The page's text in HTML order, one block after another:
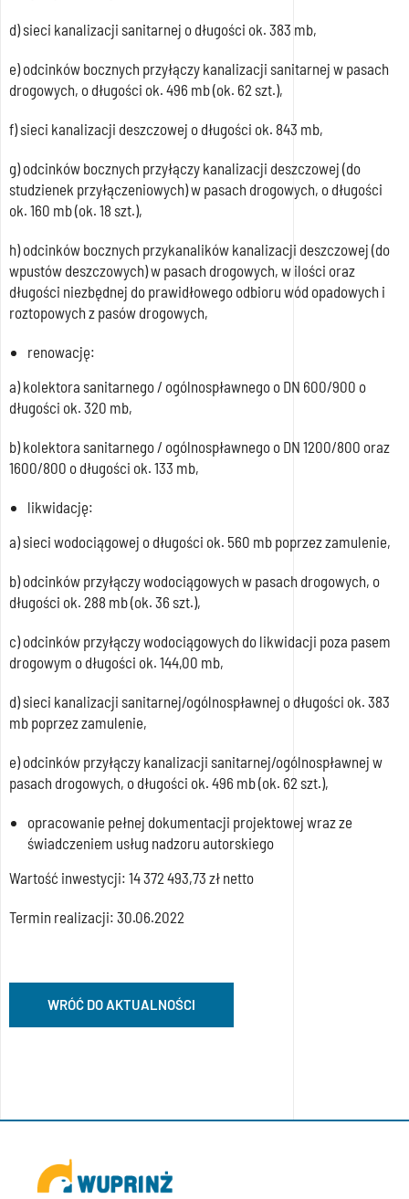
d) sieci kanalizacji sanitarnej o długości ok. 383 mb,
e) odcinków bocznych przyłączy kanalizacji sanitarnej w pasach
drogowych, o długości ok. 496 mb (ok. 62 szt.),
f) sieci kanalizacji deszczowej o długości ok. 843 mb,
g) odcinków bocznych przyłączy kanalizacji deszczowej (do
studzienek przyłączeniowych) w pasach drogowych, o długości
ok. 160 mb (ok. 18 szt.),
h) odcinków bocznych przykanalików kanalizacji deszczowej (do
wpustów deszczowych) w pasach drogowych, w ilości oraz
długości niezbędnej do prawidłowego odbioru wód opadowych i
roztopowych z pasów drogowych,
renowację:
a) kolektora sanitarnego / ogólnospławnego o DN 600/900 o
długości ok. 320 mb,
b) kolektora sanitarnego / ogólnospławnego o DN 1200/800 oraz
1600/800 o długości ok. 133 mb,
likwidację:
a) sieci wodociągowej o długości ok. 560 mb poprzez zamulenie,
b) odcinków przyłączy wodociągowych w pasach drogowych, o
długości ok. 288 mb (ok. 36 szt.),
c) odcinków przyłączy wodociągowych do likwidacji poza pasem
drogowym o długości ok. 144,00 mb,
d) sieci kanalizacji sanitarnej/ogólnospławnej o długości ok. 383
mb poprzez zamulenie,
e) odcinków przyłączy kanalizacji sanitarnej/ogólnospławnej w
pasach drogowych, o długości ok. 496 mb (ok. 62 szt.),
opracowanie pełnej dokumentacji projektowej wraz ze
świadczeniem usług nadzoru autorskiego
Wartość inwestycji: 14 372 493,73 zł netto
Termin realizacji: 30.06.2022
WRÓĆ DO AKTUALNOŚCI